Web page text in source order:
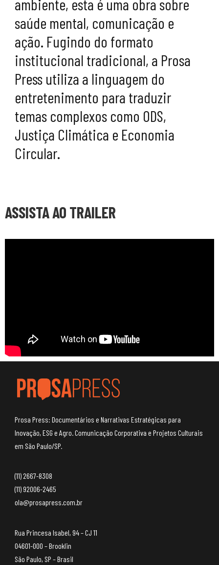
ambiente, esta é uma obra sobre
saúde mental, comunicação e
ação. Fugindo do formato
institucional tradicional, a Prosa
Press utiliza a linguagem do
entretenimento para traduzir
temas complexos como ODS,
Justiça Climática e Economia
Circular.
ASSISTA AO TRAILER
Prosa Press: Documentários e Narrativas Estratégicas para
Inovação, ESG e Agro. Comunicação Corporativa e Projetos Culturais
em São Paulo/SP.
(11) 2667-8308
(11) 92006-2465
ola@prosapress.com.br
Rua Princesa Isabel, 94 – CJ 11
04601-000 – Brooklin
São Paulo, SP – Brasil